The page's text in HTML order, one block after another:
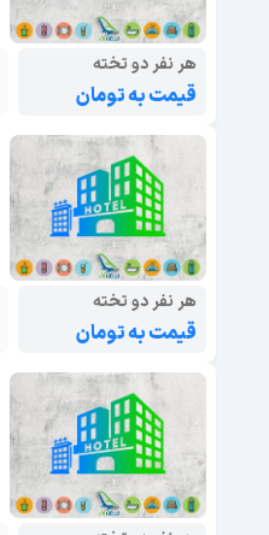
هر نفر دو تخته
قیمت به تومان
هر نفر دو تخته
قیمت به تومان